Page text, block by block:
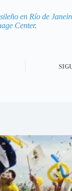
en Río de
Center.